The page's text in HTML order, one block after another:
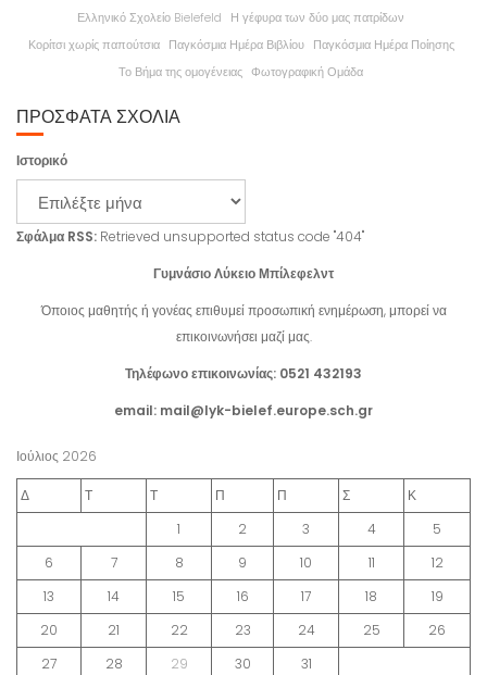
Ελληνικό Σχολείο Bielefeld
Η γέφυρα των δύο μας πατρίδων
Κορίτσι χωρίς παπούτσια
Παγκόσμια Ημέρα Βιβλίου
Παγκόσμια Ημέρα Ποίησης
Το Βήμα της ομογένειας Φωτογραφική Ομάδα
ΠΡΌΣΦΑΤΑ ΣΧΌΛΙΑ
Ιστορικό
Σφάλμα RSS: Retrieved unsupported status code "404"
Γυμνάσιο Λύκειο Μπίλεφελντ
Όποιος μαθητής ή γονέας επιθυμεί προσωπική ενημέρωση, μπορεί να
επικοινωνήσει μαζί μας.
Τηλέφωνο επικοινωνίας: 0521 432193
email: mail@lyk-bielef.europe.sch.gr
Ιούλιος 2026
Δ Τ Τ Π Π Σ
Κ
1
2 3 4
5
6
7 8 9 10 11
12
13
14 15 16 17 18
19
20
21 22 23 24 25
26
27
28 29 30 31